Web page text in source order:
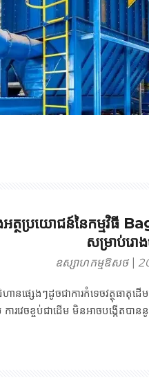
អត្ថប្រយោជន៍នៃកម្មវិធី
សម្រាប់រោ
ឧស្សាហកម្មឱសថ
ផ្សេងៗដូចជាការកំទេចវត្ថុធាតុដើម
ារវេចខ្ចប់ជាដើម មិនអាចបង្កើតបាន